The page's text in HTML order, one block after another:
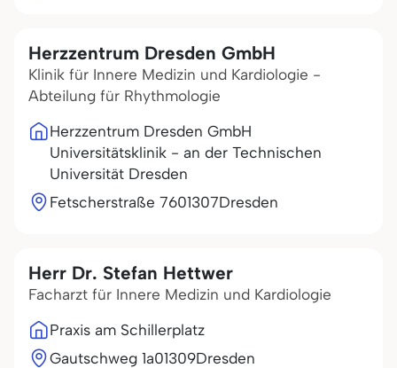
Herzzentrum Dresden GmbH
Klinik für Innere Medizin und Kardiologie -
Abteilung für Rhythmologie
Herzzentrum Dresden GmbH
Universitätsklinik - an der Technischen
Universität Dresden
Fetscherstraße 7601307Dresden
Herr Dr. Stefan Hettwer
Facharzt für Innere Medizin und Kardiologie
Praxis am Schillerplatz
Gautschweg 1a01309Dresden